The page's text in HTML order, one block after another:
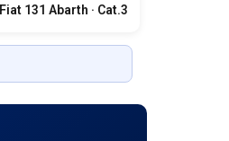
Fiat 131 Abarth · Cat.3